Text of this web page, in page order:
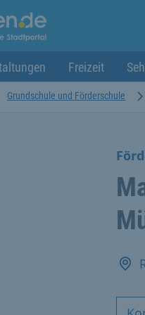
Freizeit
Grundschule und Förderschule